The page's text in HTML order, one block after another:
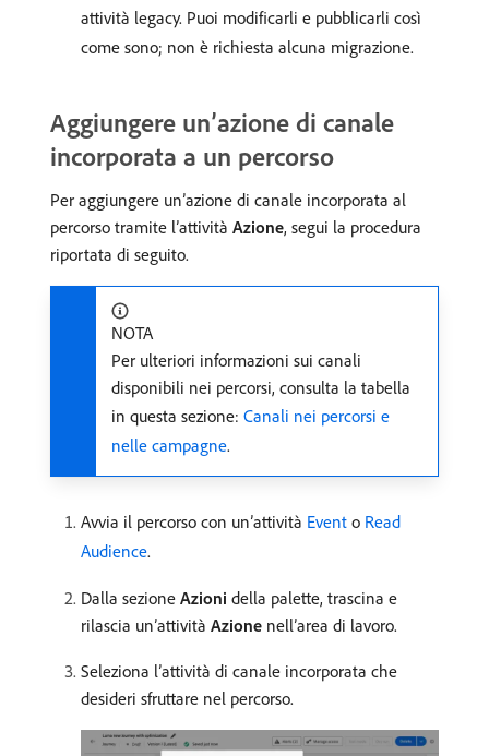
attività legacy. Puoi modificarli e pubblicarli così
come sono; non è richiesta alcuna migrazione.
Aggiungere un’azione di canale
incorporata a un percorso
Per aggiungere un’azione di canale incorporata al
percorso tramite l’attività Azione, segui la procedura
riportata di seguito.
NOTA
Per ulteriori informazioni sui canali
disponibili nei percorsi, consulta la tabella
in questa sezione: Canali nei percorsi e
nelle campagne.
Avvia il percorso con un’attività Event o Read
Audience.
Dalla sezione Azioni della palette, trascina e
rilascia un’attività Azione nell’area di lavoro.
Seleziona l’attività di canale incorporata che
desideri sfruttare nel percorso.